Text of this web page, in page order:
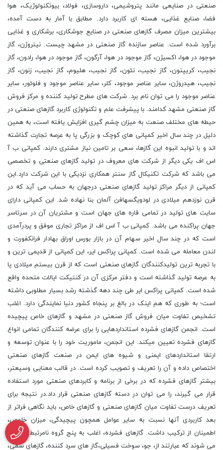
صنعتی در صنایعی مانند پتروشیمی، داروسازی، فولاد، بیوتکنولوژیک، هوا
فضا، صنایع غذایی، هسته ای کاربرد دارد. مطابق با آمار به دست آمده،
بیشترین میزان مصرف گازهای صنعتی در صنایع جوشکاری، برشکاری و غذایی
برآورد شده است. عناصر سازنده گاز صنعتی در مشهد چیست. نیتروژن، گاز
موجود در هوا، اکسیژن، گاز موجود در هوا، آرگون، گاز موجود در هوا، رادون، گاز
نجیب، کریپتون، گاز نجیب، نئون، گاز نجیب، هلیوم، گاز نجیب، زنون، گاز
نجیب، هیدروژن، سایر عناصر موجود، کلر، سایر عناصر موجود و فلوئور، سایر
عناصر موجود را می توان نام برد. شرکت های مطرح تولید کننده و مرکز فروش
گاز صنعتی مشهد کدامند. با پیشرفت علم و تکنولوژی کاربرد گازهای صنعتی در
حیطه های مختلف صنعت به میزان چشم گیری افزایش یافته است، به همین
دلیل در چند سال اخیر کمپانی های کوچک و بزرگی پا به عرصه تجارت گذاشته
اند و با تولید انبوه این گازها، سعی بر تامین نیاز مشتری دارند. کمپانی ب آ
اس اف یکی دیگر از شرکت های معروف در تولید گازهای صنعتی و تخصصی
می باشد که شرکت تکنیکال گاز سنتر همکاری نزدیکی با این شرکت دارد.این
کمپانی از دیگر مراکز تولید گازهای صنعتی درجهان به حساب می آید که در
قرن نوزدهم میلادی در لودویگسهافن آلمان بنا نهاده شد. این کمپانی دارای
سایت های تولید در تمامی قاره های جهان است و مشتریان آن در سرتاسر
جهان پراکنده می باشد. کمپانی ب آ اس اف از مراکز تجاری موفق و پردرآمدی
است که در چند سال اخیر سهام آن در بازار بورس اوراق بهادار فرانکفورت و
لندن معامله می شده است. کمپانی پراکس ایر، این کمپانی از قدیمی ترین و
با تجربه ترین تولیدکنندگان گازهای صنعتی است که از قرن بیستم میلادی پا
به عرصه تولید گذاشته است و دفتر مرکزی آن در کنتیکت ایالات متحده واقع
شده است. کمپانی پراکس ایر طی چند دهه گذشته رشد بسیار مطلوبی داشته
است؛ به طوری که هم اینک در بالغ بر پنجاه کشور دنیا نمایندگی دارد. اغلب
تشخیص تفاوت میان فروش گاز صنعتی در مشهد و گازهای خاص پیچیده
است. انجمن گازهای فشرده استانداردهایی را برای عرضه کنندگان تمامی انواع
گازهای فشرده تعیین میکند. این انجمن، ماموریت خود را با عنوان توسعه و
ارتقا استانداردهای ایمنی و شیوه های ایمن در صنعت گازهای صنعتی
اختصاص داده و آن را تعریف و تصویب کرده است. در قالب معنایی وسیعتر،
بیشتر گازهای فشرده که در برخی از برنامه و کابردهای صنعتی مورد استفاده
قرار می گیرند، را می توان در دسته گازهای صنعتی قرار داد.در نتیجه برای
تعریف درست تفاوت میان گازهای صنعتی و گازهای خاص، باید نگاهی فراتر از
بعد کاربردی آنها نسبت به سایر عوامل همچون پیچیدگی، میزان خلوص،
اطمینان از ترکیب داشت. گازهای فشرده، اغلب به پنج گروه نامرتبط تقسیم
می شوند که عبارتند از، جو، سوخت فسیلی،گاز های سرد کننده، گازهای سمی،